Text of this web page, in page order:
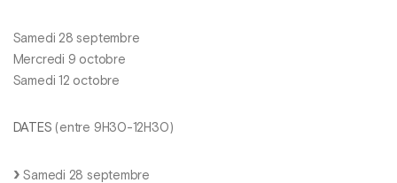
Samedi 28 septembre
Mercredi 9 octobre
Samedi 12 octobre
DATES (entre 9H30-12H30)
Samedi 28 septembre